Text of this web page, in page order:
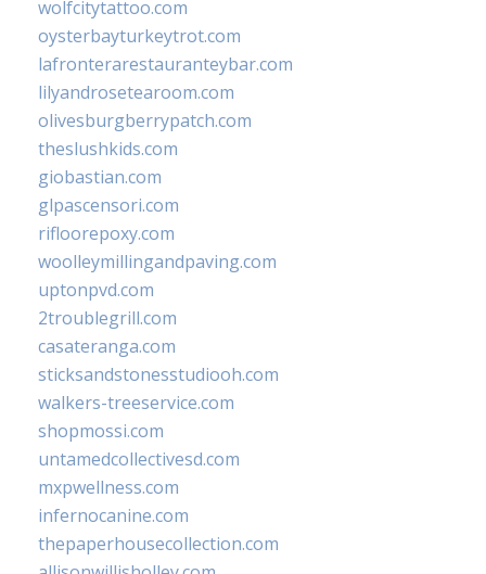
wolfcitytattoo.com
oysterbayturkeytrot.com
lafronterarestauranteybar.com
lilyandrosetearoom.com
olivesburgberrypatch.com
theslushkids.com
giobastian.com
glpascensori.com
rifloorepoxy.com
woolleymillingandpaving.com
uptonpvd.com
2troublegrill.com
casateranga.com
sticksandstonesstudiooh.com
walkers-treeservice.com
shopmossi.com
untamedcollectivesd.com
mxpwellness.com
infernocanine.com
thepaperhousecollection.com